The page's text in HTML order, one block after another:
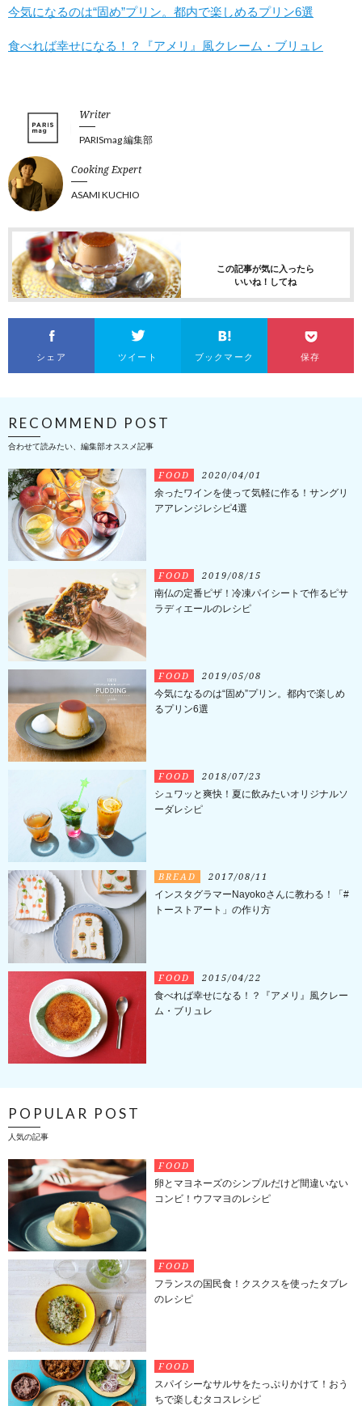
今気になるのは“固め”プリン。都内で楽しめるプリン6選
食べれば幸せになる！？『アメリ』風クレーム・ブリュレ
Writer
PARISmag 編集部
Cooking Expert
ASAMI KUCHIO
この記事が気に入ったら
いいね！してね
シェア ツイート ブックマーク 保存
RECOMMEND POST
合わせて読みたい、編集部オススメ記事
FOOD 2020/04/01
余ったワインを使って気軽に作る！サングリ
アアレンジレシピ4選
FOOD 2019/08/15
南仏の定番ピザ！冷凍パイシートで作るピサ
ラディエールのレシピ
FOOD 2019/05/08
今気になるのは“固め”プリン。都内で楽しめ
るプリン6選
FOOD 2018/07/23
シュワッと爽快！夏に飲みたいオリジナルソ
ーダレシピ
BREAD 2017/08/11
インスタグラマーNayokoさんに教わる！「#
トーストアート」の作り方
FOOD 2015/04/22
食べれば幸せになる！？『アメリ』風クレー
ム・ブリュレ
POPULAR POST
人気の記事
FOOD
卵とマヨネーズのシンプルだけど間違いない
コンビ！ウフマヨのレシピ
FOOD
フランスの国民食！クスクスを使ったタブレ
のレシピ
FOOD
スパイシーなサルサをたっぷりかけて！おう
ちで楽しむタコスレシピ